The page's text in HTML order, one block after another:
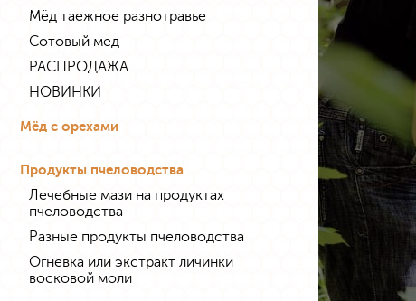
Мёд таежное разнотравье
Сотовый мед
РАСПРОДАЖА
НОВИНКИ
Мёд с орехами
Продукты пчеловодства
Лечебные мази на продуктах
пчеловодства
Разные продукты пчеловодства
Огневка или экстракт личинки
восковой моли